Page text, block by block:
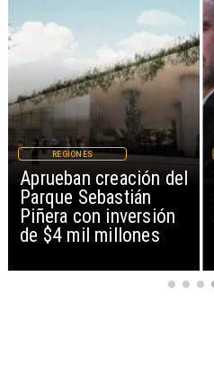
Aprueban creación del
Parque Sebastián
Piñera con inversión
de $4 mil millones
REGIONES